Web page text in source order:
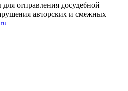
отправления досудебной
авторских и смежных